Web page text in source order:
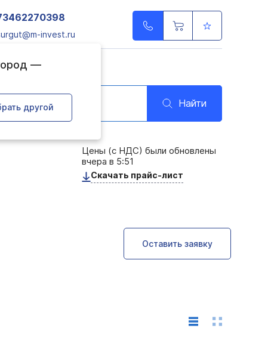
—
другой
invest.ru
Найти
Цены (с НДС) были обновлены
вчера в 5:51
Скачать прайс-лист
Оставить заявку